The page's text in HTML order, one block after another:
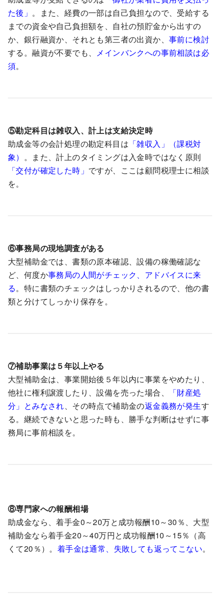
た後」 。また、経費の一部は自己負担なので、受給する
までの資金や自己負担額を、自社の預貯金から出すの
か、銀行融資か、それとも第三者の出資か、 事前に検討
する。融資が不要でも、 メインバンクへの事前相談は必
須。
⑤勘定科目は雑収入、計上は支給決定時
助成金等の会計処理の勘定科目は 「雑収入」（課税対
象） 。また、計上のタイミングは入金時ではなく原則
「交付が確定した時」 ですが、ここは顧問税理士に相談
を。
⑥事務局の現地調査がある
大型補助金では、書類の原本確認、設備の稼働確認な
ど、何度か事務局の人間がチェック、アドバイスに来
る。特に書類のチェックはしっかりされるので、他の書
類と分けてしっかり保存を。
⑦補助事業は５年以上やる
大型補助金は、事業開始後５年以内に事業をやめたり、
他社に権利譲渡したり、設備を売った場合、
「財産処
分」とみなされ、その時点で補助金の返金義務が発生す
る。継続できないと思った時も、勝手な判断はせずに事
務局に事前相談を。
⑧専門家への報酬相場
助成金なら、着手金0～20万と成功報酬10～30％、大型
補助金なら着手金20～40万円と成功報酬10～15％（高
くて20％）。 着手金は通常、失敗しても返ってこない。